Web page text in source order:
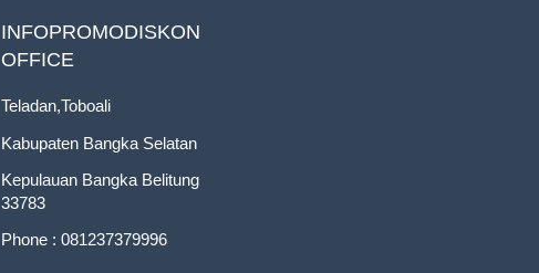
INFOPROMODISKON
OFFICE
Teladan,Toboali
Kabupaten Bangka Selatan
Kepulauan Bangka Belitung
33783
Phone : 081237379996